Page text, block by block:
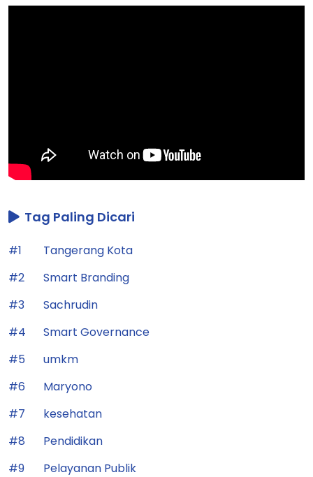
Tag Paling Dicari
#1
Tangerang Kota
#2
Smart Branding
#3
Sachrudin
#4
Smart Governance
#5
umkm
#6
Maryono
#7
kesehatan
#8
Pendidikan
#9
Pelayanan Publik